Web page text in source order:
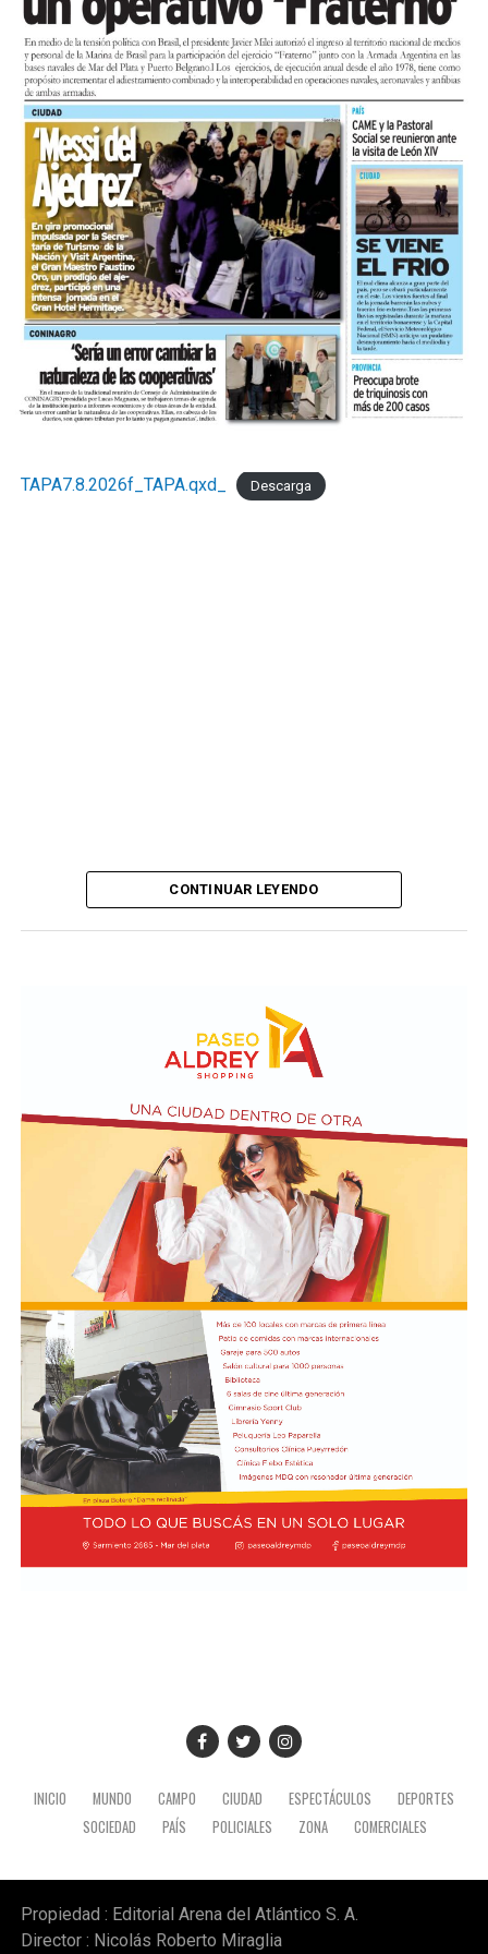
TAPA7.8.2026f_TAPA.qxd_ Descarga
CONTINUAR LEYENDO
INICIO MUNDO CAMPO CIUDAD ESPECTÁCULOS
DEPORTES
SOCIEDAD
PAÍS POLICIALES ZONA COMERCIALES
Propiedad : Editorial Arena del Atlántico S. A.
Director : Nicolás Roberto Miraglia